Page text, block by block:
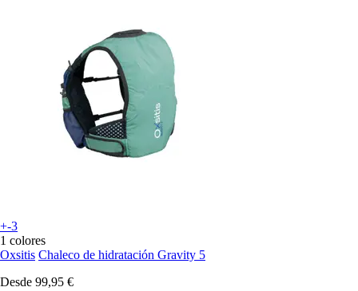
+-3
1 colores
Oxsitis Chaleco de hidratación Gravity 5
Desde 99,95 €